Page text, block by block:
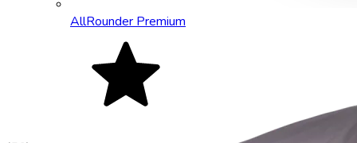
AllRounder Premium